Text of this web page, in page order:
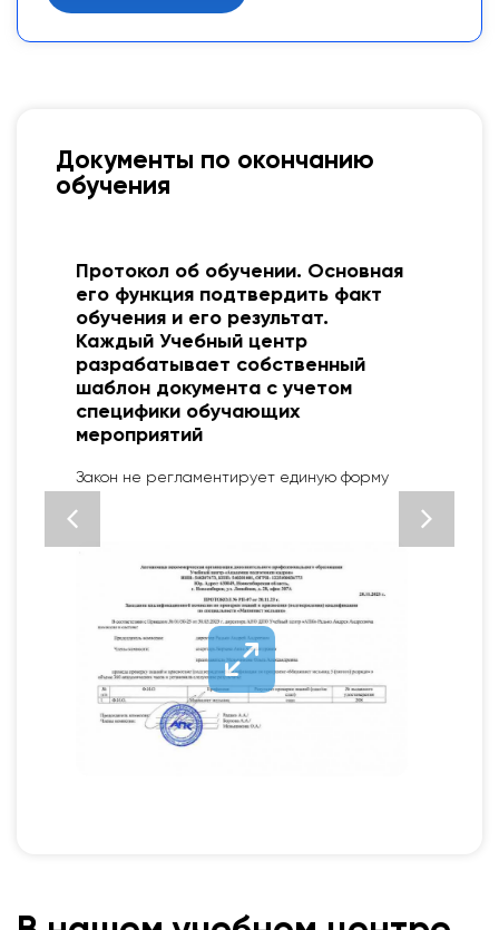
Документы по окончанию
обучения
Свидетельство о профессии
рабочего, должности служащего
выдается после
профессионального обучения и
подтверждает освоение новой
специальности (квалификации).
Установленный образец ФЗ № 273 от 29.12.12
«Об образовании в РФ»